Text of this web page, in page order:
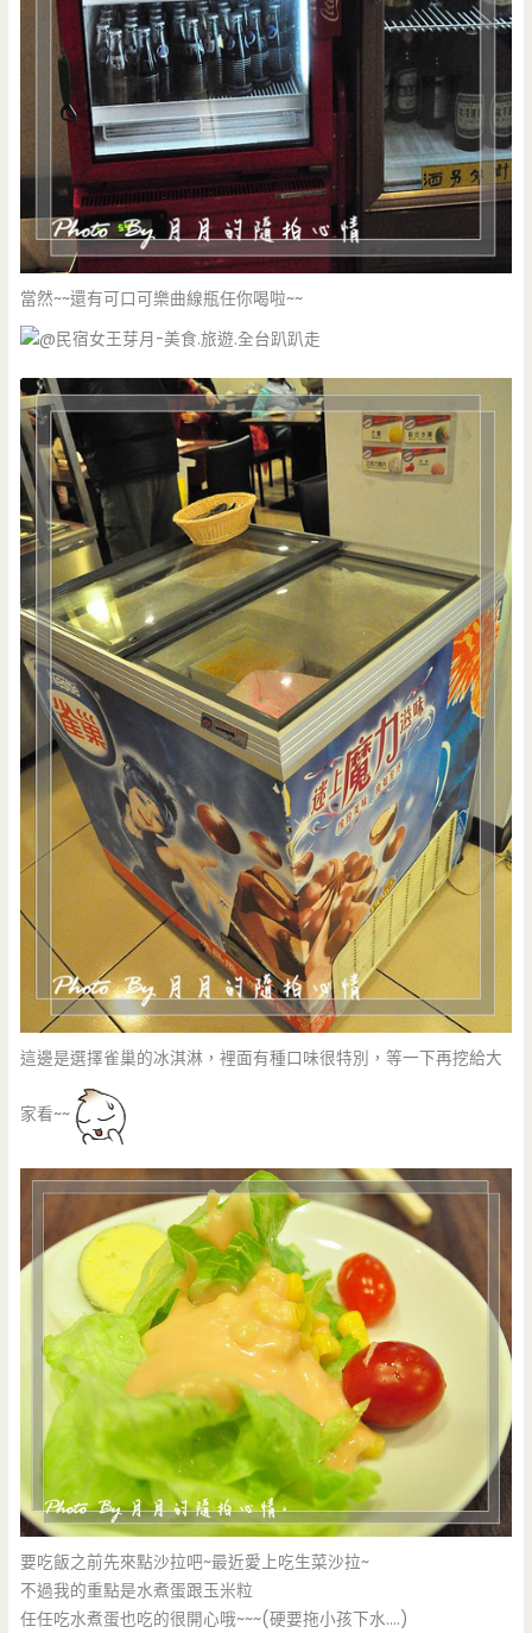
當然~~還有可口可樂曲線瓶任你喝啦~~
這邊是選擇雀巢的冰淇淋，裡面有種口味很特別，等一下再挖給大
家看~~
要吃飯之前先來點沙拉吧~最近愛上吃生菜沙拉~
不過我的重點是水煮蛋跟玉米粒
任任吃水煮蛋也吃的很開心哦~~~(硬要拖小孩下水….)